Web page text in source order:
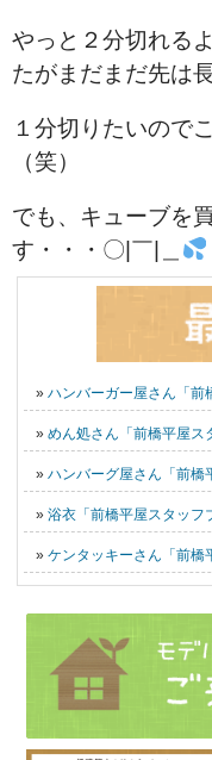
やっと２分切れる
たがまだまだ先は
１分切りたいので
（笑）
でも、キューブを
す・・・〇|￣|＿
» ハンバーガー屋さん「前
» めん処さん「前橋平屋ス
» ハンバーグ屋さん「前橋
» 浴衣「前橋平屋スタッフ
» ケンタッキーさん「前橋